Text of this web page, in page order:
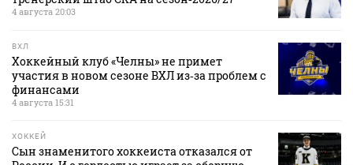
4 августа 20:03
ВХЛ
Хоккейный клуб «Челны» не примет
участия в новом сезоне ВХЛ из‑за проблем с
финансами
4 августа 15:31
ХОККЕЙ
Сын знаменитого хоккеиста отказался от